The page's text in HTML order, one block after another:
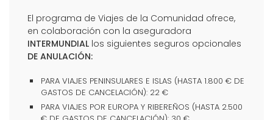
El programa de Viajes de la Comunidad ofrece,
en colaboración con la aseguradora
INTERMUNDIAL los siguientes seguros opcionales
DE ANULACIÓN:
PARA VIAJES PENINSULARES E ISLAS (HASTA 1.800 € DE
GASTOS DE CANCELACIÓN): 22 €
PARA VIAJES POR EUROPA Y RIBEREÑOS (HASTA 2.500